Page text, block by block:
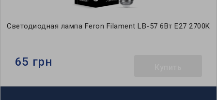
Светодиодная лампа Feron Filament LB-57 6Вт E27 2700K
65 грн